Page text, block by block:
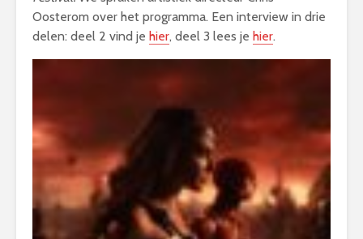
Oosterom over het programma. Een interview in drie
delen: deel 2 vind je hier, deel 3 lees je hier.